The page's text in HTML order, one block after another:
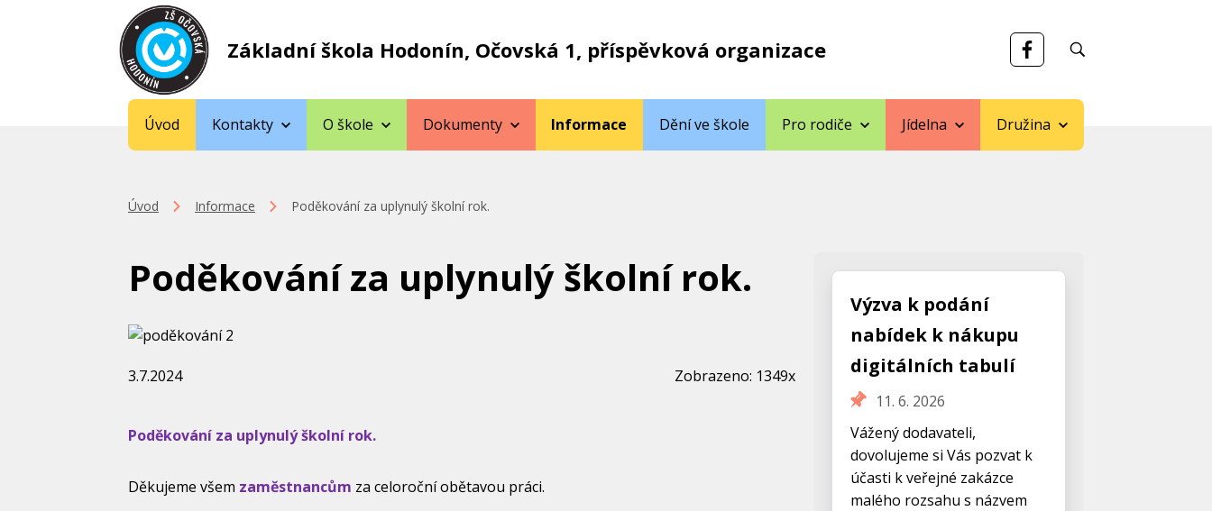
Základní škola Hodonín, Očovská 1, příspěvková organizace
Úvod Kontakty O škole Dokumenty Informace Dění ve škole Pro rodiče Jídelna Družina
Úvod Informace Poděkování za uplynulý školní rok.
Poděkování za uplynulý školní rok.
3.7.2024 Zobrazeno: 1349x
Poděkování za uplynulý školní rok.
Děkujeme všem zaměstnancům za celoroční obětavou práci.
Výzva k podání
nabídek k nákupu
digitálních tabulí
11. 6. 2026
Vážený dodavateli,
dovolujeme si Vás pozvat k
účasti k veřejné zakázce
malého rozsahu s názvem